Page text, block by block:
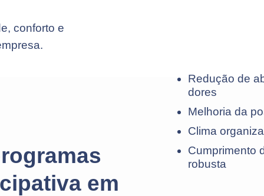
conforto e
em
Redução de
dores
Melhoria da
Clima
Cumprimento
robusta